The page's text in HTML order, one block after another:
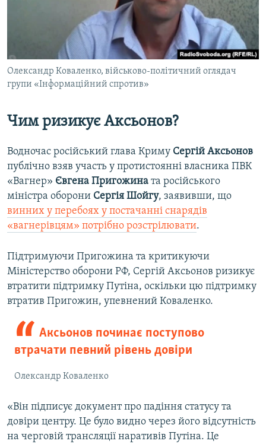
Олександр Коваленко, військово-політичний оглядач
групи «Інформаційний спротив»
Чим ризикує Аксьонов?
Водночас російський глава Криму Сергій Аксьонов
публічно взяв участь у протистоянні власника ПВК
«Вагнер» Євгена Пригожина та російського
міністра оборони Сергія Шойгу, заявивши, що
винних у перебоях у постачанні снарядів
«вагнерівцям» потрібно розстрілювати.
Підтримуючи Пригожина та критикуючи
Міністерство оборони РФ, Сергій Аксьонов ризикує
втратити підтримку Путіна, оскільки цю підтримку
втратив Пригожин, упевнений Коваленко.
Аксьонов починає поступово
втрачати певний рівень довіри
Олександр Коваленко
«Він підписує документ про падіння статусу та
довіри центру. Це було видно через його відсутність
на черговій трансляції наративів Путіна. Це